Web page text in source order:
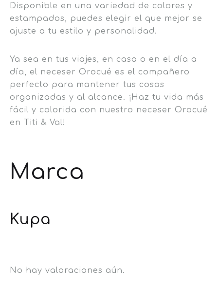
Disponible en una variedad de colores y
estampados, puedes elegir el que mejor se
ajuste a tu estilo y personalidad.
Ya sea en tus viajes, en casa o en el día a
día, el neceser Orocué es el compañero
perfecto para mantener tus cosas
organizadas y al alcance. ¡Haz tu vida más
fácil y colorida con nuestro neceser Orocué
en Titi & Val!
Marca
Kupa
No hay valoraciones aún.